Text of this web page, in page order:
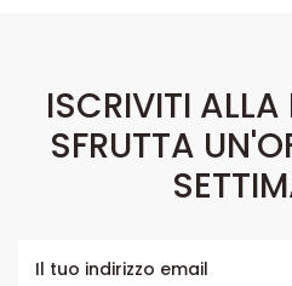
ISCRIVITI ALLA
SFRUTTA